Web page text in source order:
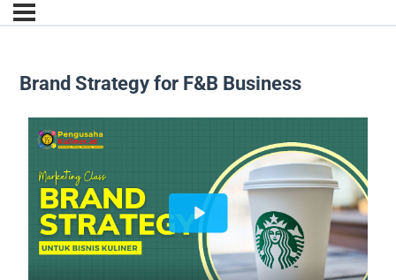
Brand Strategy for F&B Business